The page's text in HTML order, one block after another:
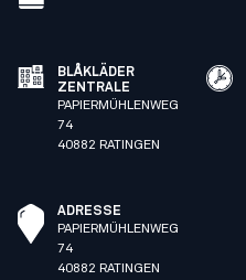
BLÅKLÄDER
ZENTRALE
PAPIERMÜHLENWEG
74
40882 RATINGEN
ADRESSE
PAPIERMÜHLENWEG
74
40882 RATINGEN